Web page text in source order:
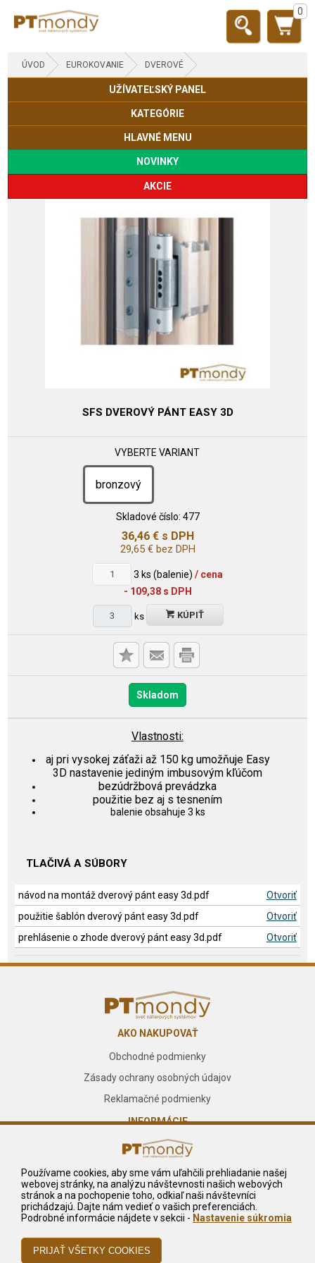
0
ÚVOD EUROKOVANIE DVEROVÉ
UŽÍVATEĽSKÝ PANEL
KATEGÓRIE
HLAVNÉ MENU
NOVINKY
AKCIE
SFS DVEROVÝ PÁNT EASY 3D
VYBERTE VARIANT
bronzový
Skladové číslo: 477
36,46 €s DPH
29,65 €bez DPH
3 ks (balenie) / cena
- 109,38 s DPH
ks KÚPIŤ
Skladom
Vlastnosti:
aj pri vysokej záťaži až 150 kg umožňuje Easy
3D nastavenie jediným imbusovým kľúčom
bezúdržbová prevádzka
použitie bez aj s tesnením
balenie obsahuje 3 ks
TLAČIVÁ A SÚBORY
návod na montáž dverový pánt easy 3d.pdf
Otvoriť
použitie šablón dverový pánt easy 3d.pdf
Otvoriť
prehlásenie o zhode dverový pánt easy 3d.pdf
Otvoriť
AKO NAKUPOVAŤ
Obchodné podmienky
Zásady ochrany osobných údajov
Reklamačné podmienky
INFORMÁCIE
O nás
Služby
NA STIAHNUTIE
Odstúpiť od zmluvy tu
Používame cookies, aby sme vám uľahčili prehliadanie našej
webovej stránky, na analýzu návštevnosti našich webových
stránok a na pochopenie toho, odkiaľ naši návštevníci
prichádzajú. Dajte nám vedieť o vašich preferenciách.
Podrobné informácie nájdete v sekcii - Nastavenie súkromia